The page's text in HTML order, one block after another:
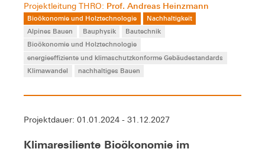
Projektleitung THRO: Prof. Andreas Heinzmann
Bioökonomie und Holztechnologie
Nachhaltigkeit
Alpines Bauen
Bauphysik
Bautechnik
Bioökonomie und Holztechnologie
energieeffiziente und klimaschutzkonforme Gebäudestandards
Klimawandel
nachhaltiges Bauen
Projektdauer: 01.01.2024 - 31.12.2027
Klimaresiliente Bioökonomie im